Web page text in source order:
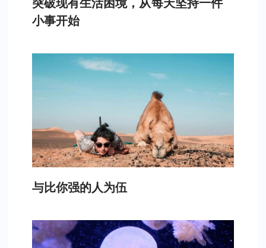
突破现有生活困境，从每天坚持一件
小事开始
与比你强的人为伍